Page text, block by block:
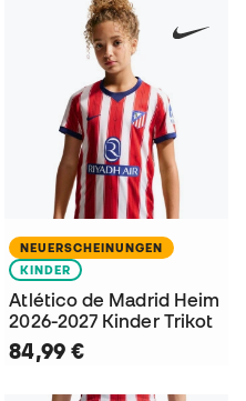
NEUERSCHEINUNGEN
KINDER
Atlético de Madrid Heim
2026-2027 Kinder Trikot
84,99 €